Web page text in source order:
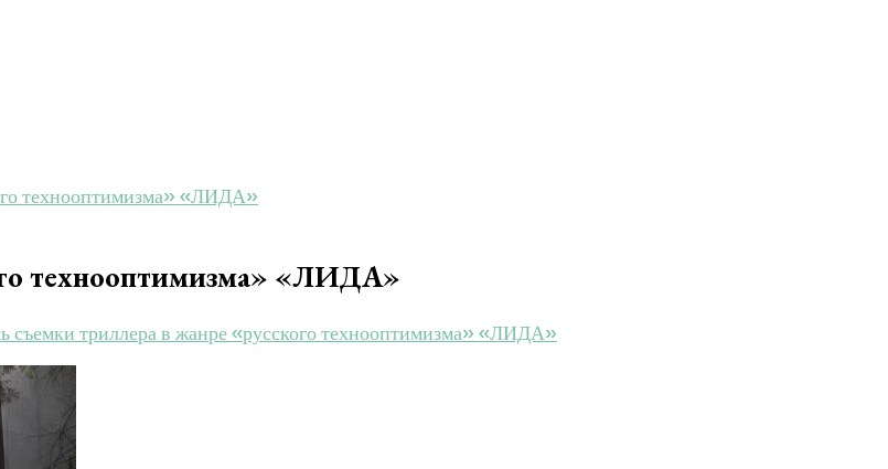
технооптимизма» «ЛИДА»
технооптимизма» «ЛИДА»
съемки триллера в жанре «русского технооптимизма» «ЛИДА»